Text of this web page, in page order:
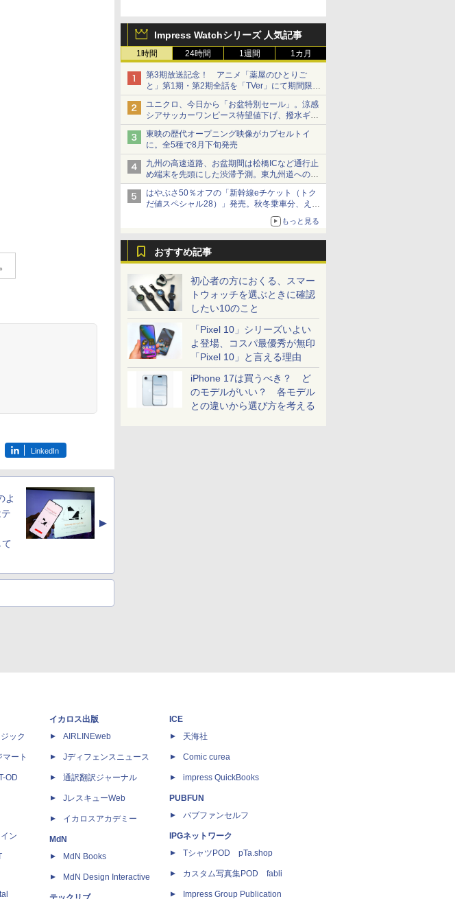
Impress Watchシリーズ 人気記事
1時間 24時間 1週間 1カ月
第3期放送記念！ アニメ「薬屋のひとりご
と」第1期・第2期全話を「TVer」にて期間限定
で順次無料配信開始
ユニクロ、今日から「お盆特別セール」。涼感
シアサッカーワンピース待望値下げ、撥水ギア
ショーツは1990円に
東映の歴代オープニング映像がカプセルトイ
に。全5種で8月下旬発売
九州の高速道路、お盆期間は松橋ICなど通行止
め端末を先頭にした渋滞予測。東九州道への迂
回は料金調整を実施
はやぶさ50％オフの「新幹線eチケット（トク
だ値スペシャル28）」発売。秋冬乗車分、えき
もっと見る
おすすめ記事
初心者の方におくる、スマー
トウォッチを選ぶときに確認
したい10のこと
「Pixel 10」シリーズいよい
よ登場、コスパ最優秀が無印
「Pixel 10」と言える理由
iPhone 17は買うべき？ ど
のモデルがいい？ 各モデル
との違いから選び方を考える
LinkedIn
よ
▲
ック
ート
OD
ン
イカロス出版
AIRLINEweb
Jディフェンスニュース
通訳翻訳ジャーナル
JレスキューWeb
イカロスアカデミー
MdN
MdN Books
MdN Design Interactive
ICE
天海社
Comic curea
impress QuickBooks
PUBFUN
パブファンセルフ
IPGネットワーク
TシャツPOD pTa.shop
カスタム写真集POD fabli
Impress Group Publication